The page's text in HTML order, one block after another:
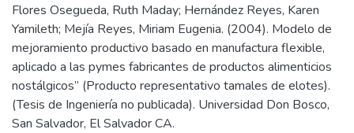
Flores Osegueda, Ruth Maday; Hernández Reyes, Karen
Yamileth; Mejía Reyes, Miriam Eugenia. (2004). Modelo de
mejoramiento productivo basado en manufactura flexible,
aplicado a las pymes fabricantes de productos alimenticios
nostálgicos” (Producto representativo tamales de elotes).
(Tesis de Ingeniería no publicada). Universidad Don Bosco,
San Salvador, El Salvador CA.